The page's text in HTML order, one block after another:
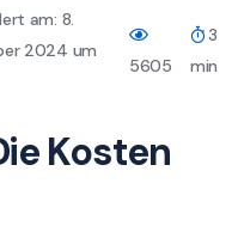
am: 8.
2024 um
5605
3
min
Kosten